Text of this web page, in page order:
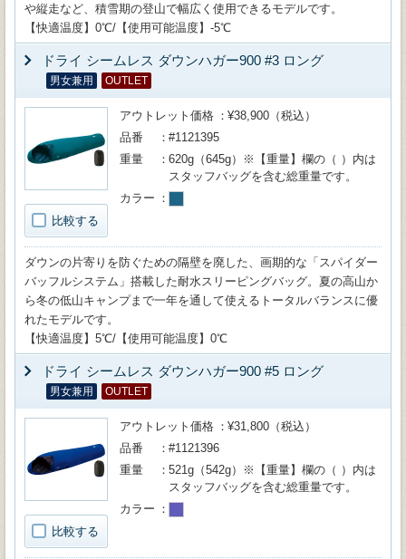
や縦走など、積雪期の登山で幅広く使用できるモデルです。
【快適温度】0℃/【使用可能温度】-5℃
ドライ シームレス ダウンハガー900 #3 ロング
男女兼用 OUTLET
比較する
アウトレット価格
¥38,900（税込）
品番
#1121395
重量
620g（645g）※【重量】欄の（ ）内は
スタッフバッグを含む総重量です。
カラー
ダウンの片寄りを防ぐための隔壁を廃した、画期的な「スパイダー
バッフルシステム」搭載した耐水スリーピングバッグ。夏の高山か
ら冬の低山キャンプまで一年を通して使えるトータルバランスに優
れたモデルです。
【快適温度】5℃/【使用可能温度】0℃
ドライ シームレス ダウンハガー900 #5 ロング
男女兼用 OUTLET
比較する
アウトレット価格
¥31,800（税込）
品番
#1121396
重量
521g（542g）※【重量】欄の（ ）内は
スタッフバッグを含む総重量です。
カラー